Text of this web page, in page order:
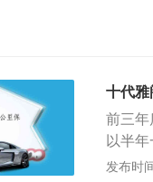
十代雅
前三年
以半
车相关
发布时